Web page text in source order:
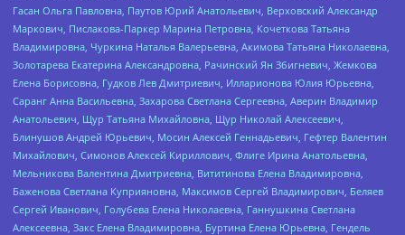
Гасан Ольга Павловна, Паутов Юрий Анатольевич, Верховский Александр
Маркович, Пислакова-Паркер Марина Петровна, Кочеткова Татьяна
Владимировна, Чуркина Наталья Валерьевна, Акимова Татьяна Николаевна,
Золотарева Екатерина Александровна, Рачинский Ян Збигневич, Жемкова
Елена Борисовна, Гудков Лев Дмитриевич, Илларионова Юлия Юрьевна,
Саранг Анна Васильевна, Захарова Светлана Сергеевна, Аверин Владимир
Анатольевич, Щур Татьяна Михайловна, Щур Николай Алексеевич,
Блинушов Андрей Юрьевич, Мосин Алексей Геннадьевич, Гефтер Валентин
Михайлович, Симонов Алексей Кириллович, Флиге Ирина Анатольевна,
Мельникова Валентина Дмитриевна, Вититинова Елена Владимировна,
Баженова Светлана Куприяновна, Максимов Сергей Владимирович, Беляев
Сергей Иванович, Голубева Елена Николаевна, Ганнушкина Светлана
Алексеевна, Закс Елена Владимировна, Буртина Елена Юрьевна, Гендель